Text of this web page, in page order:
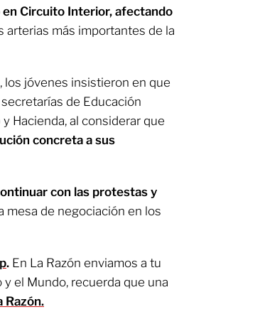
en Circuito Interior, afectando
arterias más importantes de la
los jóvenes insistieron en que
de Educación
y Hacienda, al considerar que
concreta a sus
con las protestas y
mesa de negociación en los
. En La Razón enviamos a tu
el Mundo, recuerda que una
Razón.